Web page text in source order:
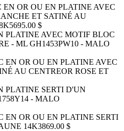
EN OR OU EN PLATINE AVEC
ET SATINÉ AU
5695.00 $
EN OR OU EN PLATINE AVEC
AU CENTREOR ROSE ET
EN OR OU EN PLATINE SERTI
14K3869.00 $